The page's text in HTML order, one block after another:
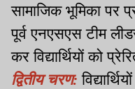
सामाजिक भूमिका पर
पूर्व एनएसएस टीम
कर विद्यार्थियों को
द्वितीय चरण: